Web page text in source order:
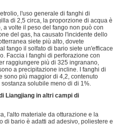
l'uso generale di fanghi di
di 2,5 circa, la proporzione di acqua è
a volte il peso del fango non può con
del gas, ha causato l'incidente dello
siete più alto, dovete
fango il solfato di bario siete un'efficace
Faccia i fanghi di perforazione con
raggiungere più di 325 ingranano,
a precipitazione incline. I fanghi di
sono più maggior di 4,2, contenuto
solubile meno di di 1%.
Liangjiang in altri campi di
l'alto materiale da otturazione e la
di bario è adatti ad adesivo, poliestere e